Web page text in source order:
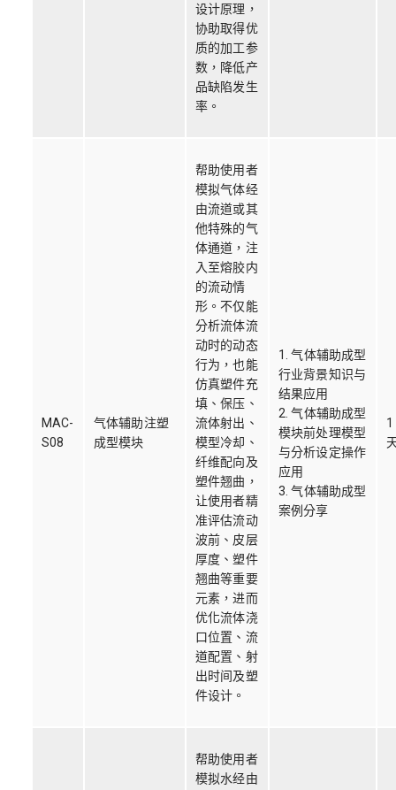
设计原理，
协助取得优
质的加工参
数，降低产
品缺陷发生
率。
MAC-
S08
气体辅助注塑
成型模块
帮助使用者
模拟气体经
由流道或其
他特殊的气
体通道，注
入至熔胶内
的流动情
形。不仅能
分析流体流
动时的动态
行为，也能
仿真塑件充
填、保压、
流体射出、
模型冷却、
纤维配向及
塑件翘曲，
让使用者精
准评估流动
波前、皮层
厚度、塑件
翘曲等重要
元素，进而
优化流体浇
口位置、流
道配置、射
出时间及塑
件设计。
1. 气体辅助成型
行业背景知识与
结果应用
2. 气体辅助成型
模块前处理模型
与分析设定操作
应用
3. 气体辅助成型
案例分享
1
帮助使用者
模拟水经由